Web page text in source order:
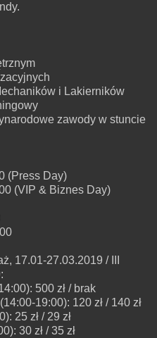
i Lakierników
zawody w stuncie
(Press Day)
(VIP & Biznes Day)
17.01-27.03.2019 / III
500 zł / brak
19:00): 120 zł / 140 zł
25 zł / 29 zł
30 zł / 35 zł